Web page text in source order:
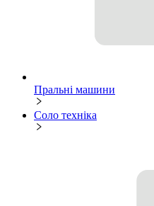
Пральні машини
Соло техніка